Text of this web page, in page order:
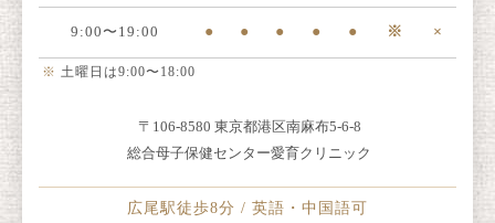
9:00〜19:00 ● ● ● ● ● ※ ×
※ 土曜日は9:00〜18:00
〒106-8580 東京都港区南麻布5-6-8
総合母子保健センター愛育クリニック
広尾駅徒歩8分 / 英語・中国語可